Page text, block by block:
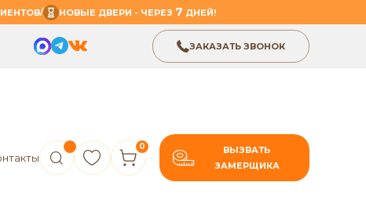
/ НОВЫЕ ДВЕРИ - ЧЕРЕЗ 7 ДНЕЙ!
ЗАКАЗАТЬ ЗВОНОК
0
ВЫЗВАТЬ
ЗАМЕРЩИКА